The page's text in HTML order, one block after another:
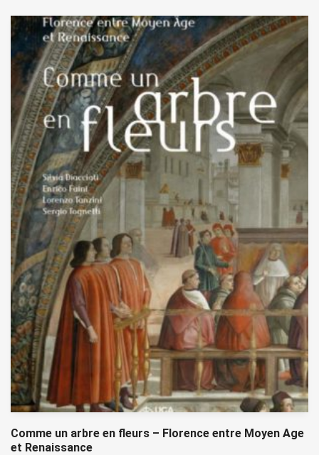
Comme un arbre en fleurs – Florence entre Moyen Age
et Renaissance